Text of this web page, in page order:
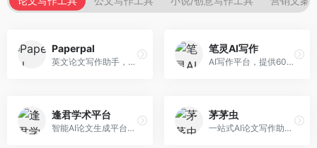
Paperpal
英文论文写作助手，专注于学术英语润色。面向需要发表国际期刊的研究者，提供语法检查、学术表达优化、格式规范等服务，英语表达地道专业。
笔灵AI写作
AI写作平台，提供600+写作模板。面向学生、职场人士和内容创作者，支持论文、公文、营销文案等多种文体，模板丰富，一键生成，写作效率大幅提升。
逢君学术平台
智能AI论文生成平台，支持查重检测。面向高校学生和研究人员，提供论文选题、内容生成、查重修改等一站式服务，学术写作流程完整。
茅茅虫
一站式AI论文写作助手，覆盖学术写作全场景。面向高校学生和科研人员，提供开题报告、文献综述、论文正文等写作服务，支持多学科多类型论文，操作简便。